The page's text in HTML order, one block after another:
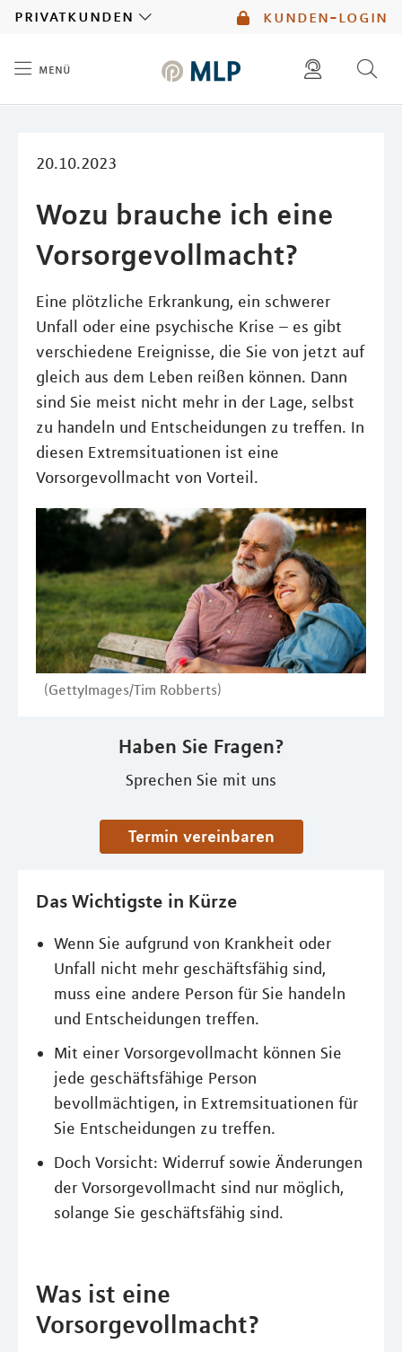
kunden-login
privatkunden
menü
20.10.2023
Wozu brauche ich eine
Vorsorgevollmacht?
Eine plötzliche Erkrankung, ein schwerer
Unfall oder eine psychische Krise – es gibt
verschiedene Ereignisse, die Sie von jetzt auf
gleich aus dem Leben reißen können. Dann
sind Sie meist nicht mehr in der Lage, selbst
zu handeln und Entscheidungen zu treffen. In
diesen Extremsituationen ist eine
Vorsorgevollmacht von Vorteil.
(GettyImages/Tim Robberts)
Haben Sie Fragen?
Sprechen Sie mit uns
Termin vereinbaren
Das Wichtigste in Kürze
Wenn Sie aufgrund von Krankheit oder
Unfall nicht mehr geschäftsfähig sind,
muss eine andere Person für Sie handeln
und Entscheidungen treffen.
Mit einer Vorsorgevollmacht können Sie
jede geschäftsfähige Person
bevollmächtigen, in Extremsituationen für
Sie Entscheidungen zu treffen.
Doch Vorsicht: Widerruf sowie Änderungen
der Vorsorgevollmacht sind nur möglich,
solange Sie geschäftsfähig sind.
Was ist eine
Vorsorgevollmacht?